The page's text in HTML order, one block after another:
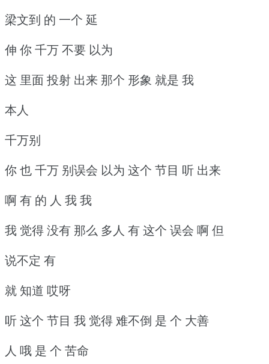
梁文到 的 一个 延
伸 你 千万 不要 以为
这 里面 投射 出来 那个 形象 就是 我
本人
千万别
你 也 千万 别误会 以为 这个 节目 听 出来
啊 有 的 人 我 我
我 觉得 没有 那么 多人 有 这个 误会 啊 但
说不定 有
就 知道 哎呀
听 这个 节目 我 觉得 难不倒 是 个 大善
人 哦 是 个 苦命